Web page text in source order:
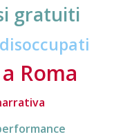
gratuiti
disoccupati
Roma